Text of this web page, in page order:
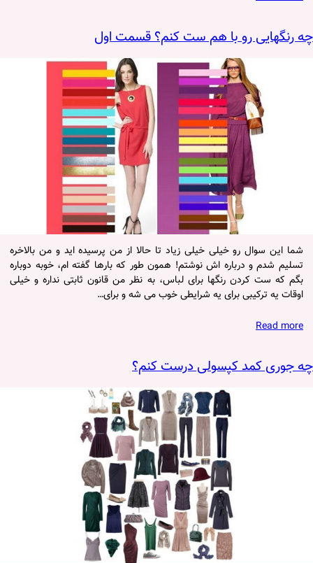
چه رنگهایی رو با هم ست کنم؟ قسمت اول
شما این سوال رو خیلی خیلی زیاد تا حالا از من پرسیده اید و من بالاخره
تسلیم شدم و درباره اش نوشتم! همون طور که بارها گفته ام، خوبه دوباره
بگم که ست کردن رنگها برای لباس، به نظر من قانون ثابتی نداره و خیلی
اوقات یه ترکیبی برای یه شرایطی خوب می شه و برای…
Read more
چه جوری کمد کپسولی درست کنم؟